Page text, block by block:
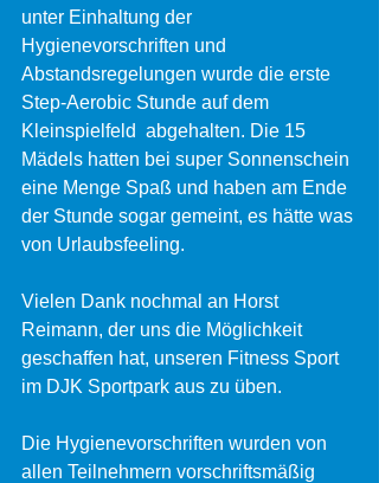
unter Einhaltung der
Hygienevorschriften und
Abstandsregelungen wurde die erste
Step-Aerobic Stunde auf dem
Kleinspielfeld  abgehalten. Die 15
Mädels hatten bei super Sonnenschein
eine Menge Spaß und haben am Ende
der Stunde sogar gemeint, es hätte was
von Urlaubsfeeling.
Vielen Dank nochmal an Horst
Reimann, der uns die Möglichkeit
geschaffen hat, unseren Fitness Sport
im DJK Sportpark aus zu üben.
Die Hygienevorschriften wurden von
allen Teilnehmern vorschriftsmäßig